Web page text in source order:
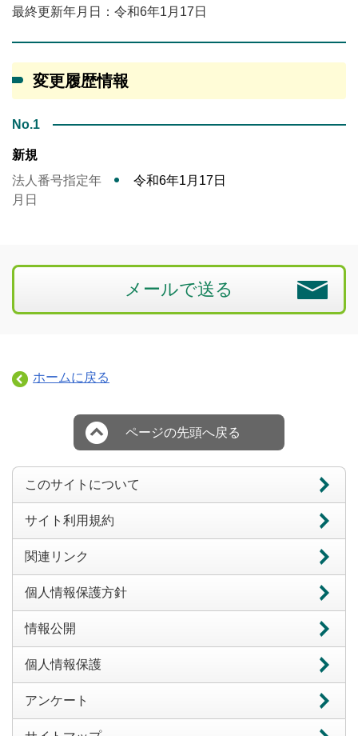
最終更新年月日：令和6年1月17日
変更履歴情報
No.1
新規
法人番号指定年
月日
令和6年1月17日
メールで送る
ホームに戻る
ページの先頭へ戻る
このサイトについて
サイト利用規約
関連リンク
個人情報保護方針
情報公開
個人情報保護
アンケート